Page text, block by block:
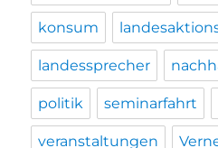
konsum
landessprecher
politik seminarfahrt
veranstaltungen